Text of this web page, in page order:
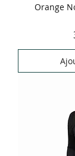
Orange